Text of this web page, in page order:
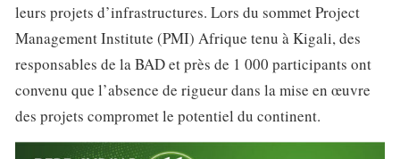
leurs projets d’infrastructures. Lors du sommet Project
Management Institute (PMI) Afrique tenu à Kigali, des
responsables de la BAD et près de 1 000 participants ont
convenu que l’absence de rigueur dans la mise en œuvre
des projets compromet le potentiel du continent.